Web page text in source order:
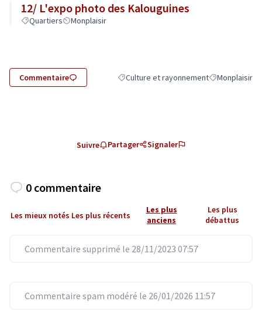
12/ L'expo photo des Kalouguines
Quartiers Monplaisir
Commentaire Filtrer les résultats de la catégorie :
Culture et rayonnementFiltrer les
Monplaisir
Suivre Partager Signaler
0 commentaire
Les mieux notés Les plus récents
Les plus
anciens
Les plus
débattus
Commentaire supprimé le 28/11/2023 07:57
Commentaire spam modéré le 26/01/2026 11:57